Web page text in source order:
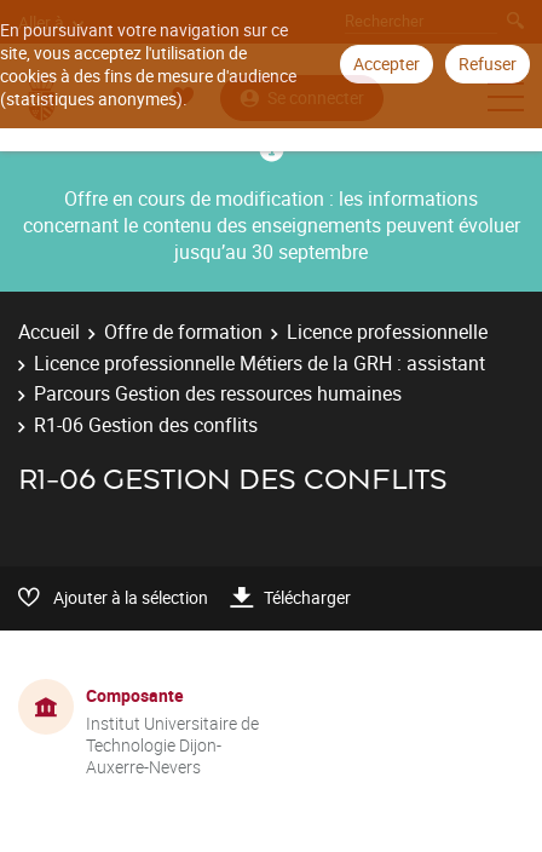
En poursuivant votre navigation sur ce
site, vous acceptez l'utilisation de
cookies à des fins de mesure d'audience
(statistiques anonymes).
Accepter Refuser
Aller à
Se connecter
Offre en cours de modification : les informations
concernant le contenu des enseignements peuvent évoluer
jusqu’au 30 septembre
Accueil Offre de formation
Licence professionnelle
Licence professionnelle Métiers de la GRH : assistant
Parcours Gestion des ressources humaines
R1-06 Gestion des conflits
R1-06 GESTION DES CONFLITS
Ajouter à la sélection Télécharger
Composante
Institut Universitaire de
Technologie Dijon-
Auxerre-Nevers